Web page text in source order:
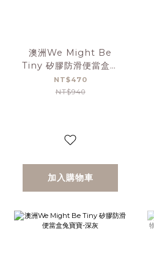
澳洲We Might Be
Tiny 矽膠防滑便當盒兔
寶寶-灰綠
NT$470
NT$940
加入購物車